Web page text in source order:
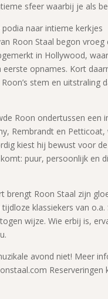
sfeer waarbij je als
naar intieme kerkjes
Roon Staal begon
in Hollywood,
eerste opnames. Kort
stem en
Roon ondertussen een
Rembrandt en
kiest hij bewust voor
puur, persoonlijk en
brengt Roon Staal zijn
klassiekers van
wijze. Wie erbij is,
avond niet! Meer